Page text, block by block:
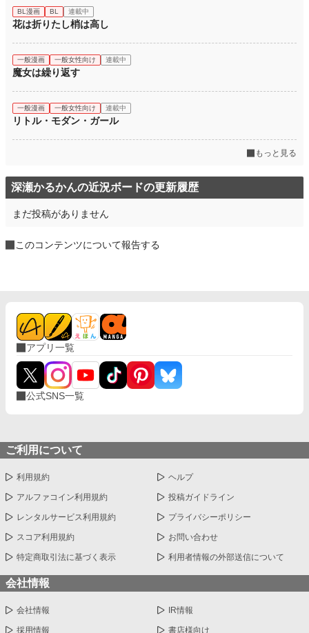
BL漫画 BL 連載中
花は折りたし梢は高し
一般漫画 一般女性向け 連載中
魔女は繰り返す
一般漫画 一般女性向け 連載中
リトル・モダン・ガール
もっと見る
深瀬かるかんの近況ボードの更新履歴
まだ投稿がありません
このコンテンツについて報告する
アプリ一覧
公式SNS一覧
ご利用について
利用規約 ヘルプ
アルファコイン利用規約 投稿ガイドライン
レンタルサービス利用規約 プライバシーポリシー
スコア利用規約 お問い合わせ
特定商取引法に基づく表示 利用者情報の外部送信について
会社情報
会社情報 IR情報
採用情報 書店様向け